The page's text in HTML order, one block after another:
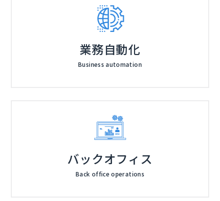
業務自動化
Business automation
バックオフィス
Back office operations